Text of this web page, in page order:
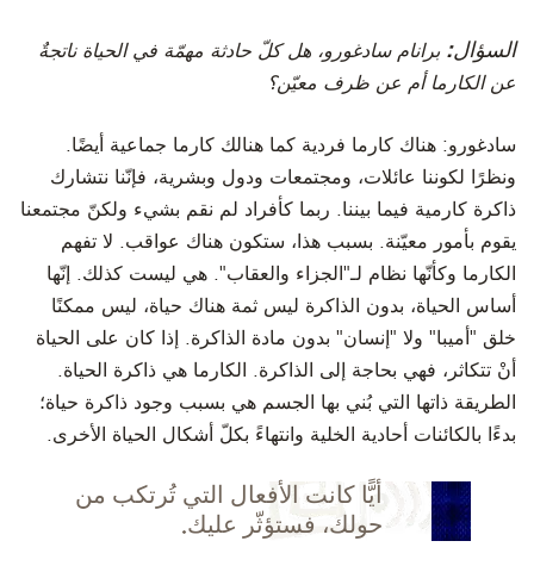
‫السؤال: برانام سادغورو، هل كلّ حادثة مهمّة في الحياة ناتجةٌ
عن الكارما أم عن ظرف معيّن؟
سادغورو: هناك كارما فردية كما هنالك كارما جماعية أيضًا.
ونظرًا لكوننا عائلات، ومجتمعات ودول وبشرية، فإنّنا نتشارك
ذاكرة كارمية فيما بيننا. ربما كأفراد لم نقم بشيء ولكنّ مجتمعنا
يقوم بأمور معيّنة. بسبب هذا، ستكون هناك عواقب. لا تفهم
الكارما وكأنّها نظام لـ"الجزاء والعقاب". هي ليست كذلك. إنّها
أساس الحياة، بدون الذاكرة ليس ثمة هناك حياة، ليس ممكنًا
خلق "أميبا" ولا "إنسان" بدون مادة الذاكرة. إذا كان على الحياة
أنْ تتكاثر، فهي بحاجة إلى الذاكرة.
الكارما هي ذاكرة الحياة.
الطريقة ذاتها التي بُني بها الجسم هي بسبب وجود ذاكرة حياة؛
بدءًا بالكائنات أحادية الخلية وانتهاءً بكلّ أشكال الحياة الأخرى.
أيًّا كانت الأفعال التي تُرتكب من
حولك، فستؤثّر عليك.